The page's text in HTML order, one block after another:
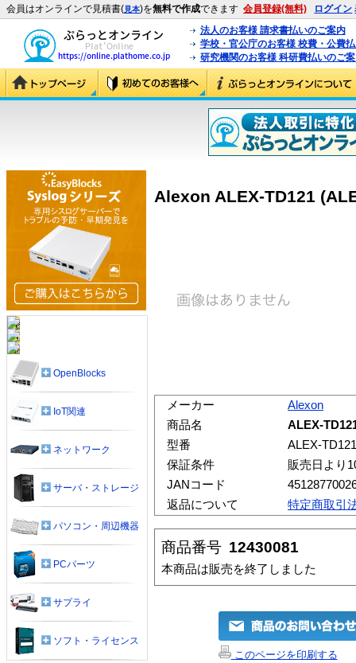
会員はオンラインで見積書(見本)を無料で作成できます 会員登録(無料) ログイン
法人のお客様 請求書払いのご案内
学校・官公庁のお客様 校費・公費
研究機関のお客様 科研費払いのご
Alexon ALEX-TD121
メーカー
Alexon
商品名
ALEX-
型番
ALEX-TD121
保証条件
販売日より
JANコード
返品について
特定商取引
商品番号 12430081
本商品は販売を終了しました
このページを印刷する
OpenBlocks
IoT関連
ネットワーク
サーバ・ストレージ
パソコン・周辺機器
PCパーツ
サプライ
ソフト・ライセンス